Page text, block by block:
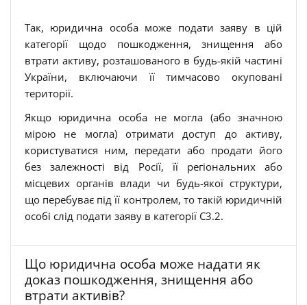
Так, юридична особа може подати заяву в цій
категорії щодо пошкодження, знищення або
втрати активу, розташованого в будь-якій частині
України, включаючи її тимчасово окуповані
території.
Якщо юридична особа не могла (або значною
мірою не могла) отримати доступ до активу,
користуватися ним, передати або продати його
без залежності від Росії, її регіональних або
місцевих органів влади чи будь-якої структури,
що перебуває під її контролем, то такій юридичній
особі слід подати заяву в категорії C3.2.
Що юридична особа може надати як
доказ пошкодження, знищення або
втрати активів?